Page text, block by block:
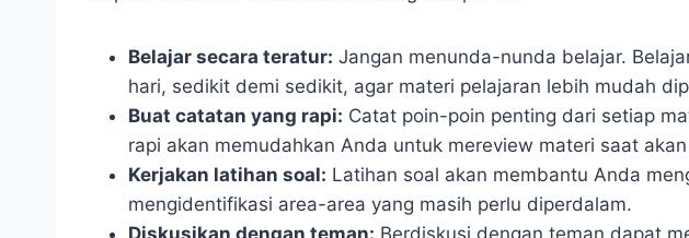
Belajar secara teratur: Jangan menunda-nunda belajar.
hari, sedikit demi sedikit, agar materi pelajaran lebih mudah
Buat catatan yang rapi: Catat poin-poin penting dari setiap
rapi akan memudahkan Anda untuk mereview materi saat
Kerjakan latihan soal: Latihan soal akan membantu Anda
mengidentifikasi area-area yang masih perlu diperdalam.
Diskusikan dengan teman: Berdiskusi dengan teman dapat